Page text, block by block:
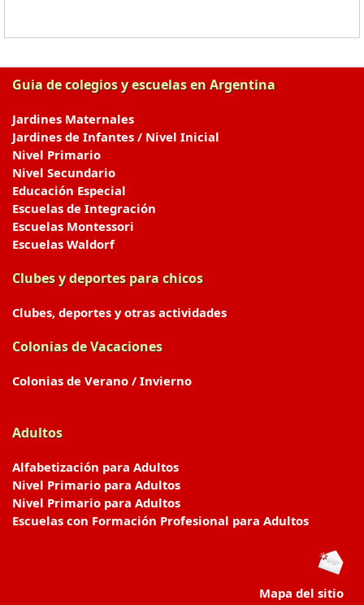
Guia de colegios y escuelas en Argentina
Jardines Maternales
Jardines de Infantes / Nivel Inicial
Nivel Primario
Nivel Secundario
Educación Especial
Escuelas de Integración
Escuelas Montessori
Escuelas Waldorf
Clubes y deportes para chicos
Clubes, deportes y otras actividades
Colonias de Vacaciones
Colonias de Verano / Invierno
Adultos
Alfabetización para Adultos
Nivel Primario para Adultos
Nivel Primario para Adultos
Escuelas con Formación Profesional para Adultos
Mapa del sitio